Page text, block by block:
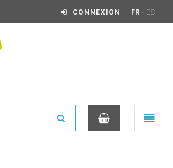
CONNEXION FR - ES
Ouvrir
le